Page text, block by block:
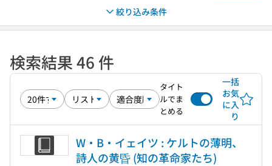
絞り込み条件
検索結果 46 件
タイト
ルでま
とめる
一括
お気
に入
り
W・B・イェイツ : ケルトの薄明、
詩人の黄昏 (知の革命家たち)